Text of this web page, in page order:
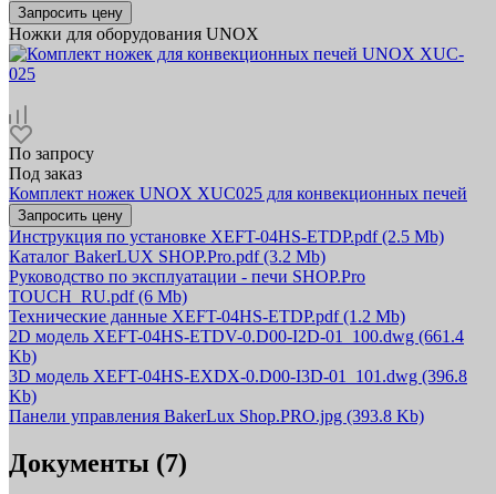
Запросить цену
Ножки для оборудования UNOX
По запросу
Под заказ
Комплект ножек UNOX XUC025 для конвекционных печей
Запросить цену
Инструкция по установке XEFT-04HS-ETDP.pdf(2.5 Mb)
Каталог BakerLUX SHOP.Pro.pdf(3.2 Mb)
Руководство по эксплуатации - печи SHOP.Pro
TOUCH_RU.pdf(6 Mb)
Технические данные XEFT-04HS-ETDP.pdf(1.2 Mb)
2D модель XEFT-04HS-ETDV-0.D00-I2D-01_100.dwg (661.4
Kb)
3D модель XEFT-04HS-EXDX-0.D00-I3D-01_101.dwg (396.8
Kb)
Панели управления BakerLux Shop.PRO.jpg (393.8 Kb)
Документы (7)